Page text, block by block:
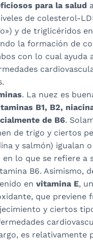
para la salud
de colesterol-
y de triglicéridos
la formación de
con lo cual ayuda
. La nuez es
B1, B2,
de B6.
de trigo y ciertos
y salmón) igualan
en lo que se refiere a
B6. Asimismo,
en vitamina E,
que previene
y ciertos
es relativamente